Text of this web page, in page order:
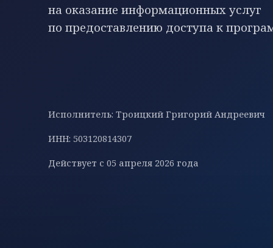
на оказание информационных услуг
по предоставлению доступа к
Исполнитель: Троицкий Григорий Андреевич
ИНН: 503120814307
Действует с 05 апреля 2026 года